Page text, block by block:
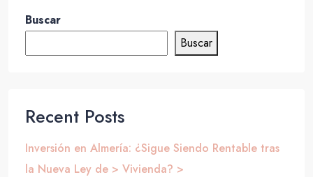
Buscar
Buscar
Recent Posts
Inversión en Almería: ¿Sigue Siendo Rentable tras
la Nueva Ley de > Vivienda? >